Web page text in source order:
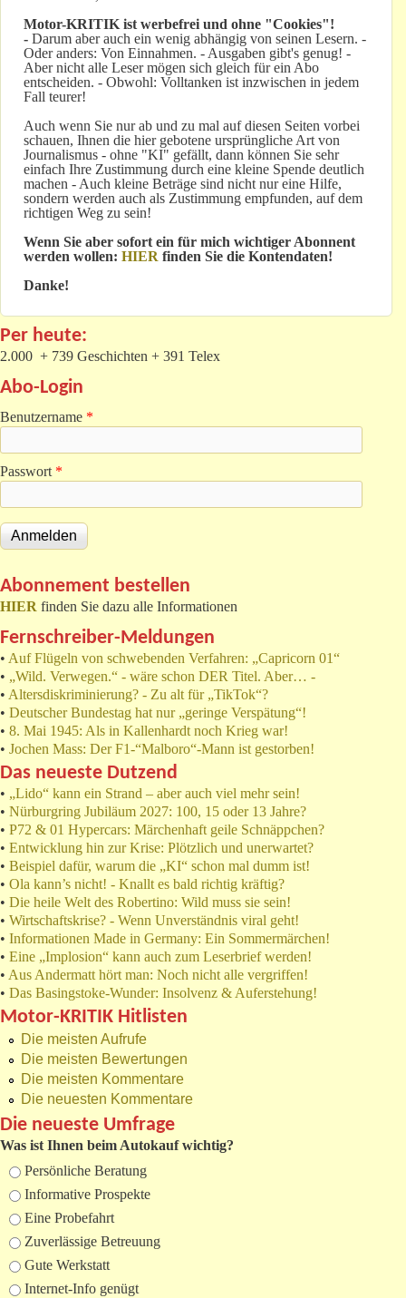
Motor-KRITIK ist werbefrei und ohne "Cookies"!
- Darum aber auch ein wenig abhängig von seinen Lesern. -
Oder anders: Von Einnahmen. - Ausgaben gibt's genug! -
Aber nicht alle Leser mögen sich gleich für ein Abo
entscheiden. - Obwohl: Volltanken ist inzwischen in jedem
Fall teurer!
Auch wenn Sie nur ab und zu mal auf diesen Seiten vorbei
schauen, Ihnen die hier gebotene ursprüngliche Art von
Journalismus - ohne "KI" gefällt, dann können Sie sehr
einfach Ihre Zustimmung durch eine kleine Spende deutlich
machen - Auch kleine Beträge sind nicht nur eine Hilfe,
sondern werden auch als Zustimmung empfunden, auf dem
richtigen Weg zu sein!
Wenn Sie aber sofort ein für mich wichtiger Abonnent
werden wollen: HIER finden Sie die Kontendaten!
Danke!
Per heute:
2.000 + 739 Geschichten + 391 Telex
Abo-Login
Benutzername *
Passwort *
Abonnement bestellen
HIER finden Sie dazu alle Informationen
Fernschreiber-Meldungen
• Auf Flügeln von schwebenden Verfahren: „Capricorn 01“
• „Wild. Verwegen.“ - wäre schon DER Titel. Aber… -
• Altersdiskriminierung? - Zu alt für „TikTok“?
• Deutscher Bundestag hat nur „geringe Verspätung“!
• 8. Mai 1945: Als in Kallenhardt noch Krieg war!
• Jochen Mass: Der F1-“Malboro“-Mann ist gestorben!
Das neueste Dutzend
• „Lido“ kann ein Strand – aber auch viel mehr sein!
• Nürburgring Jubiläum 2027: 100, 15 oder 13 Jahre?
• P72 & 01 Hypercars: Märchenhaft geile Schnäppchen?
• Entwicklung hin zur Krise: Plötzlich und unerwartet?
• Beispiel dafür, warum die „KI“ schon mal dumm ist!
• Ola kann’s nicht! - Knallt es bald richtig kräftig?
• Die heile Welt des Robertino: Wild muss sie sein!
• Wirtschaftskrise? - Wenn Unverständnis viral geht!
• Informationen Made in Germany: Ein Sommermärchen!
• Eine „Implosion“ kann auch zum Leserbrief werden!
• Aus Andermatt hört man: Noch nicht alle vergriffen!
• Das Basingstoke-Wunder: Insolvenz & Auferstehung!
Motor-KRITIK Hitlisten
Die meisten Aufrufe
Die meisten Bewertungen
Die meisten Kommentare
Die neuesten Kommentare
Die neueste Umfrage
Was ist Ihnen beim Autokauf wichtig?
Auswahlmöglichkeiten
Persönliche Beratung
Informative Prospekte
Eine Probefahrt
Zuverlässige Betreuung
Gute Werkstatt
Internet-Info genügt